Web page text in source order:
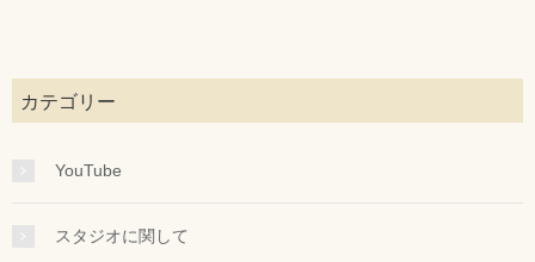
カテゴリー
YouTube
スタジオに関して